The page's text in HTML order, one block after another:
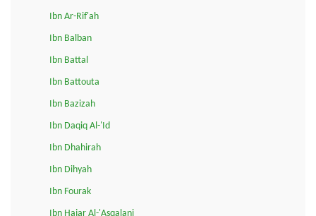
Ibn Ar-Rif'ah
Ibn Balban
Ibn Battal
Ibn Battouta
Ibn Bazizah
Ibn Daqiq Al-'Id
Ibn Dhahirah
Ibn Dihyah
Ibn Fourak
Ibn Hajar Al-'Asqalani